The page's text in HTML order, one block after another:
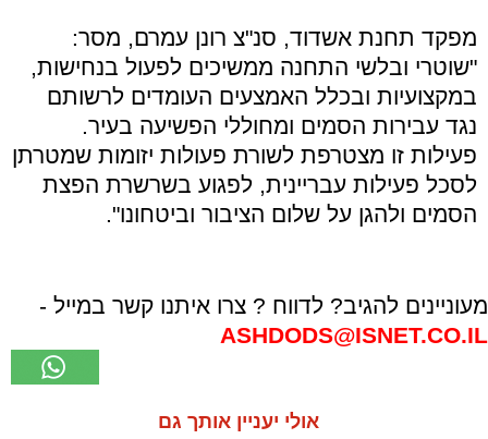
מפקד תחנת אשדוד, סנ"צ רונן עמרם, מסר:
"שוטרי ובלשי התחנה ממשיכים לפעול בנחישות,
במקצועיות ובכלל האמצעים העומדים לרשותם
נגד עבירות הסמים ומחוללי הפשיעה בעיר.
פעילות זו מצטרפת לשורת פעולות יזומות שמטרתן
לסכל פעילות עבריינית, לפגוע בשרשרת הפצת
הסמים ולהגן על שלום הציבור וביטחונו".
מעוניינים להגיב? לדווח ? צרו איתנו קשר במייל -
ASHDODS@ISNET.CO.IL
אולי יעניין אותך גם